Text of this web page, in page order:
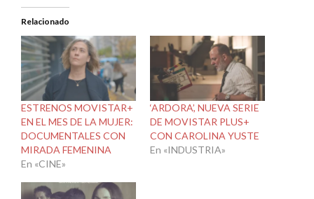
Relacionado
ESTRENOS MOVISTAR+
EN EL MES DE LA MUJER:
DOCUMENTALES CON
MIRADA FEMENINA
En «CINE»
‘ARDORA’, NUEVA SERIE
DE MOVISTAR PLUS+
CON CAROLINA YUSTE
En «INDUSTRIA»